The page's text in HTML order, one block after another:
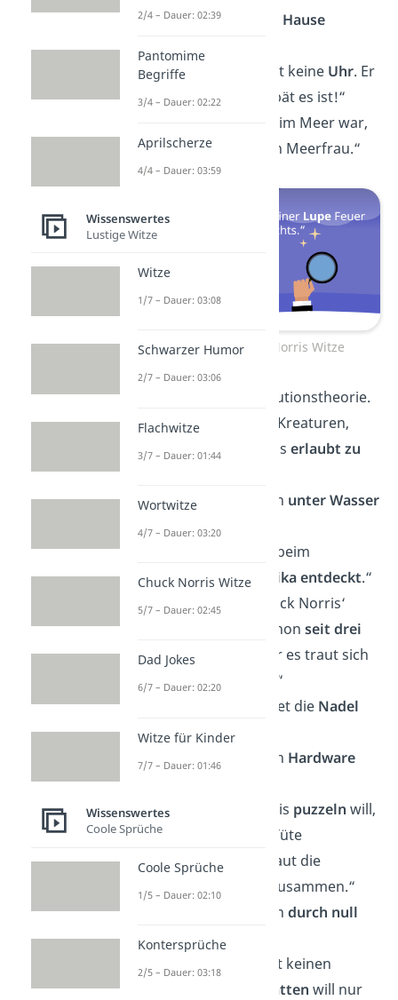
Krankenhaus
nach Hause
„Chuck Norris trägt keine Uhr. Er
entscheidet, wie spät es ist!“
„Seit Chuck Norris im Meer war,
istArielle nur noch Meerfrau.“
Die besten Chuck Norris Witze
„Es gibt keine Evolutionstheorie.
Nur eine Liste von Kreaturen,
denen Chuck Norriserlaubt zu
„Chuck Norris kann unter Wasser
grillen.“
„Chuck Norris hat beim
SchwimmenAmerika entdeckt.“
„Der Akku von Chuck Norris‘
Smartphone ist schonseit drei
Monaten
leer, aber es traut sich
nicht auszugehen.“
„Chuck Norris findet die Nadel
im Heuhaufen
„Chuck Norris kann Hardware
„Wenn Chuck Norris puzzeln will,
kauft er sich eine Tüte
Paniermehl
und baut die
wieder zusammen.“
„Chuck Norris kanndurch null
dividieren.“
„Chuck Norris wirft keinen
Schatten will nur
2/4 – Dauer: 02:39
Pantomime
Begriffe
3/4 – Dauer: 02:22
Aprilscherze
4/4 – Dauer: 03:59
Wissenswertes
Lustige Witze
Witze
1/7 – Dauer: 03:08
Schwarzer Humor
2/7 – Dauer: 03:06
Flachwitze
3/7 – Dauer: 01:44
Wortwitze
4/7 – Dauer: 03:20
Chuck Norris Witze
5/7 – Dauer: 02:45
Dad Jokes
6/7 – Dauer: 02:20
Witze für Kinder
7/7 – Dauer: 01:46
Wissenswertes
Coole Sprüche
Coole Sprüche
1/5 – Dauer: 02:10
Kontersprüche
2/5 – Dauer: 03:18